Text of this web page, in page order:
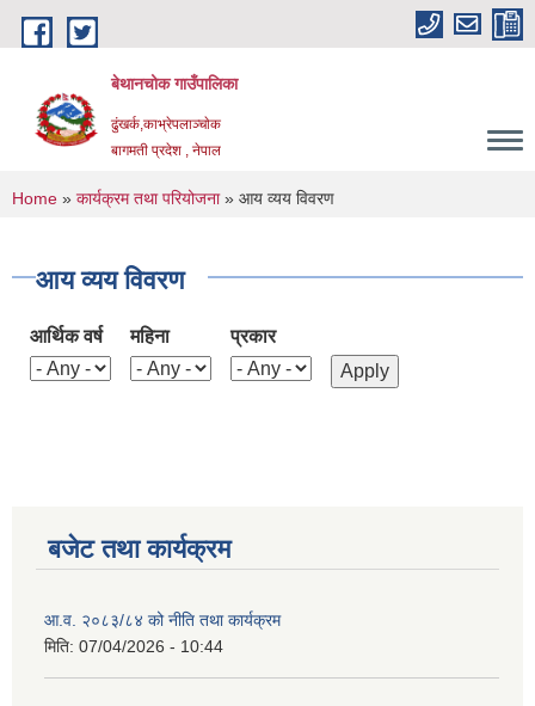
Skip to main content
बेथानचोक गाउँपालिका
ढुंखर्क,काभ्रेपलाञ्चाेक
बागमती प्रदेश , नेपाल
You are here
Home » कार्यक्रम तथा परियोजना» आय व्यय विवरण
आय व्यय विवरण
आर्थिक वर्ष महिना प्रकार
बजेट तथा कार्यक्रम
आ.व. २०८३/८४ को नीति तथा कार्यक्रम
मिति: 07/04/2026 - 10:44